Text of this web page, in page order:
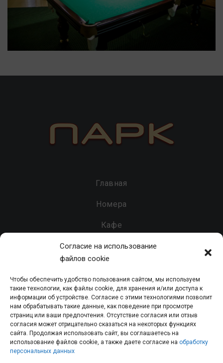
Согласие на использование
файлов cookie
Чтобы обеспечить удобство пользования сайтом, мы используем
такие технологии, как файлы cookie, для хранения и/или доступа к
информации об устройстве. Согласие с этими технологиями позволит
нам обрабатывать такие данные, как поведение при просмотре
страниц или ваши предпочтения. Отсутствие согласия или отзыв
согласия может отрицательно сказаться на некоторых функциях
сайта. Продолжая использовать сайт, вы соглашаетесь на
использование файлов cookie, а также даете согласие на обработку
персональных данных
Главная
Номера
Кафе
Бар
Контакты
Гостинично-развлекательный комплекс «Парк» - 2026 - Все
права защищены.
Политика конфиденциальности персональных данных